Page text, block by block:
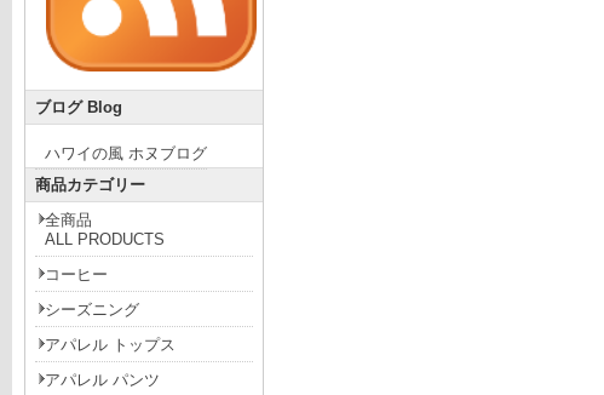
ブログ Blog
ハワイの風 ホヌブログ
商品カテゴリー
全商品
ALL PRODUCTS
コーヒー
シーズニング
アパレル トップス
アパレル パンツ